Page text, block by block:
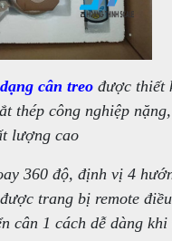
cân treo được thiết
thép công nghiệp
lượng cao
360 độ, định vị 4
trang bị remote
cân 1 cách dễ dàng